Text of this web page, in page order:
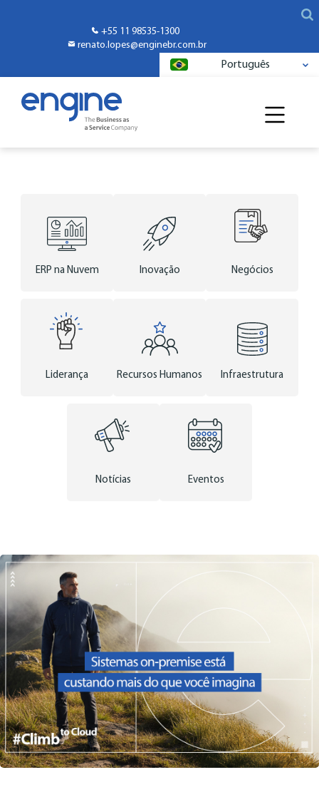
+55 11 98535-1300
renato.lopes@enginebr.com.br
Português
ERP na Nuvem Inovação Negócios
Liderança Recursos Humanos Infraestrutura
Notícias Eventos